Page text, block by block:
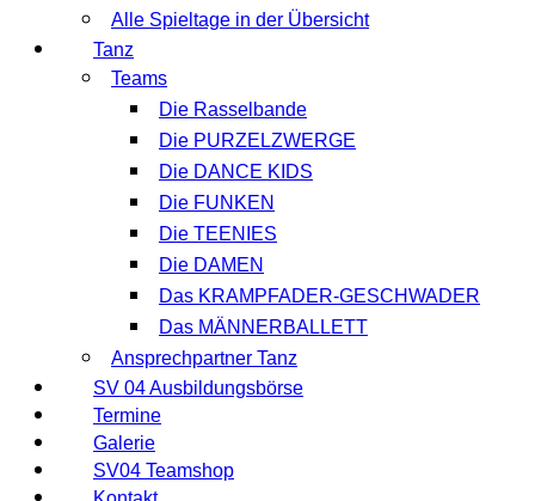
Alle Spieltage in der Übersicht
Tanz
Teams
Die Rasselbande
Die PURZELZWERGE
Die DANCE KIDS
Die FUNKEN
Die TEENIES
Die DAMEN
Das KRAMPFADER-GESCHWADER
Das MÄNNERBALLETT
Ansprechpartner Tanz
SV 04 Ausbildungsbörse
Termine
Galerie
SV04 Teamshop